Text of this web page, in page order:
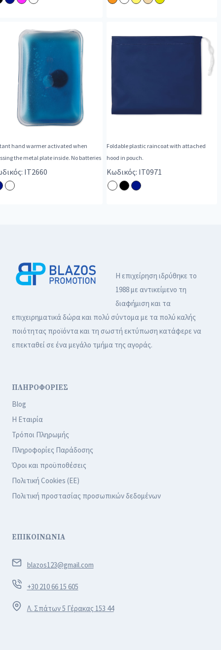
hand warmer activated when
the metal plate inside. No batteries
IT2660
Foldable plastic raincoat with attached
hood in pouch.
Κωδικός: IT0971
Η επιχείρηση ιδρύθηκε το
1988 με αντικείμενο τη
διαφήμιση και τα
επιχειρηματικά δώρα και πολύ σύντομα με τα πολύ καλής
ποιότητας προϊόντα και τη σωστή εκτύπωση κατάφερε να
επεκταθεί σε ένα μεγάλο τμήμα της αγοράς.
ΠΛΗΡΟΦΟΡΙΕΣ
Blog
Η Εταιρία
Τρόποι Πληρωμής
Πληροφορίες Παράδοσης
Όροι και προϋποθέσεις
Πολιτική Cookies (ΕΕ)
Πολιτική προστασίας προσωπικών δεδομένων
ΕΠΙΚΟΙΝΩΝΙΑ
blazos123@gmail.com
+30 210 66 15 605
Λ. Σπάτων 5 Γέρακας 153 44